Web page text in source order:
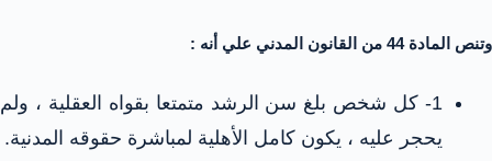
وتنص المادة 44 من القانون المدني علي أنه :
1- كل شخص بلغ سن الرشد متمتعا بقواه العقلية ، ولم
يحجر عليه ، يكون كامل الأهلية لمباشرة حقوقه المدنية.